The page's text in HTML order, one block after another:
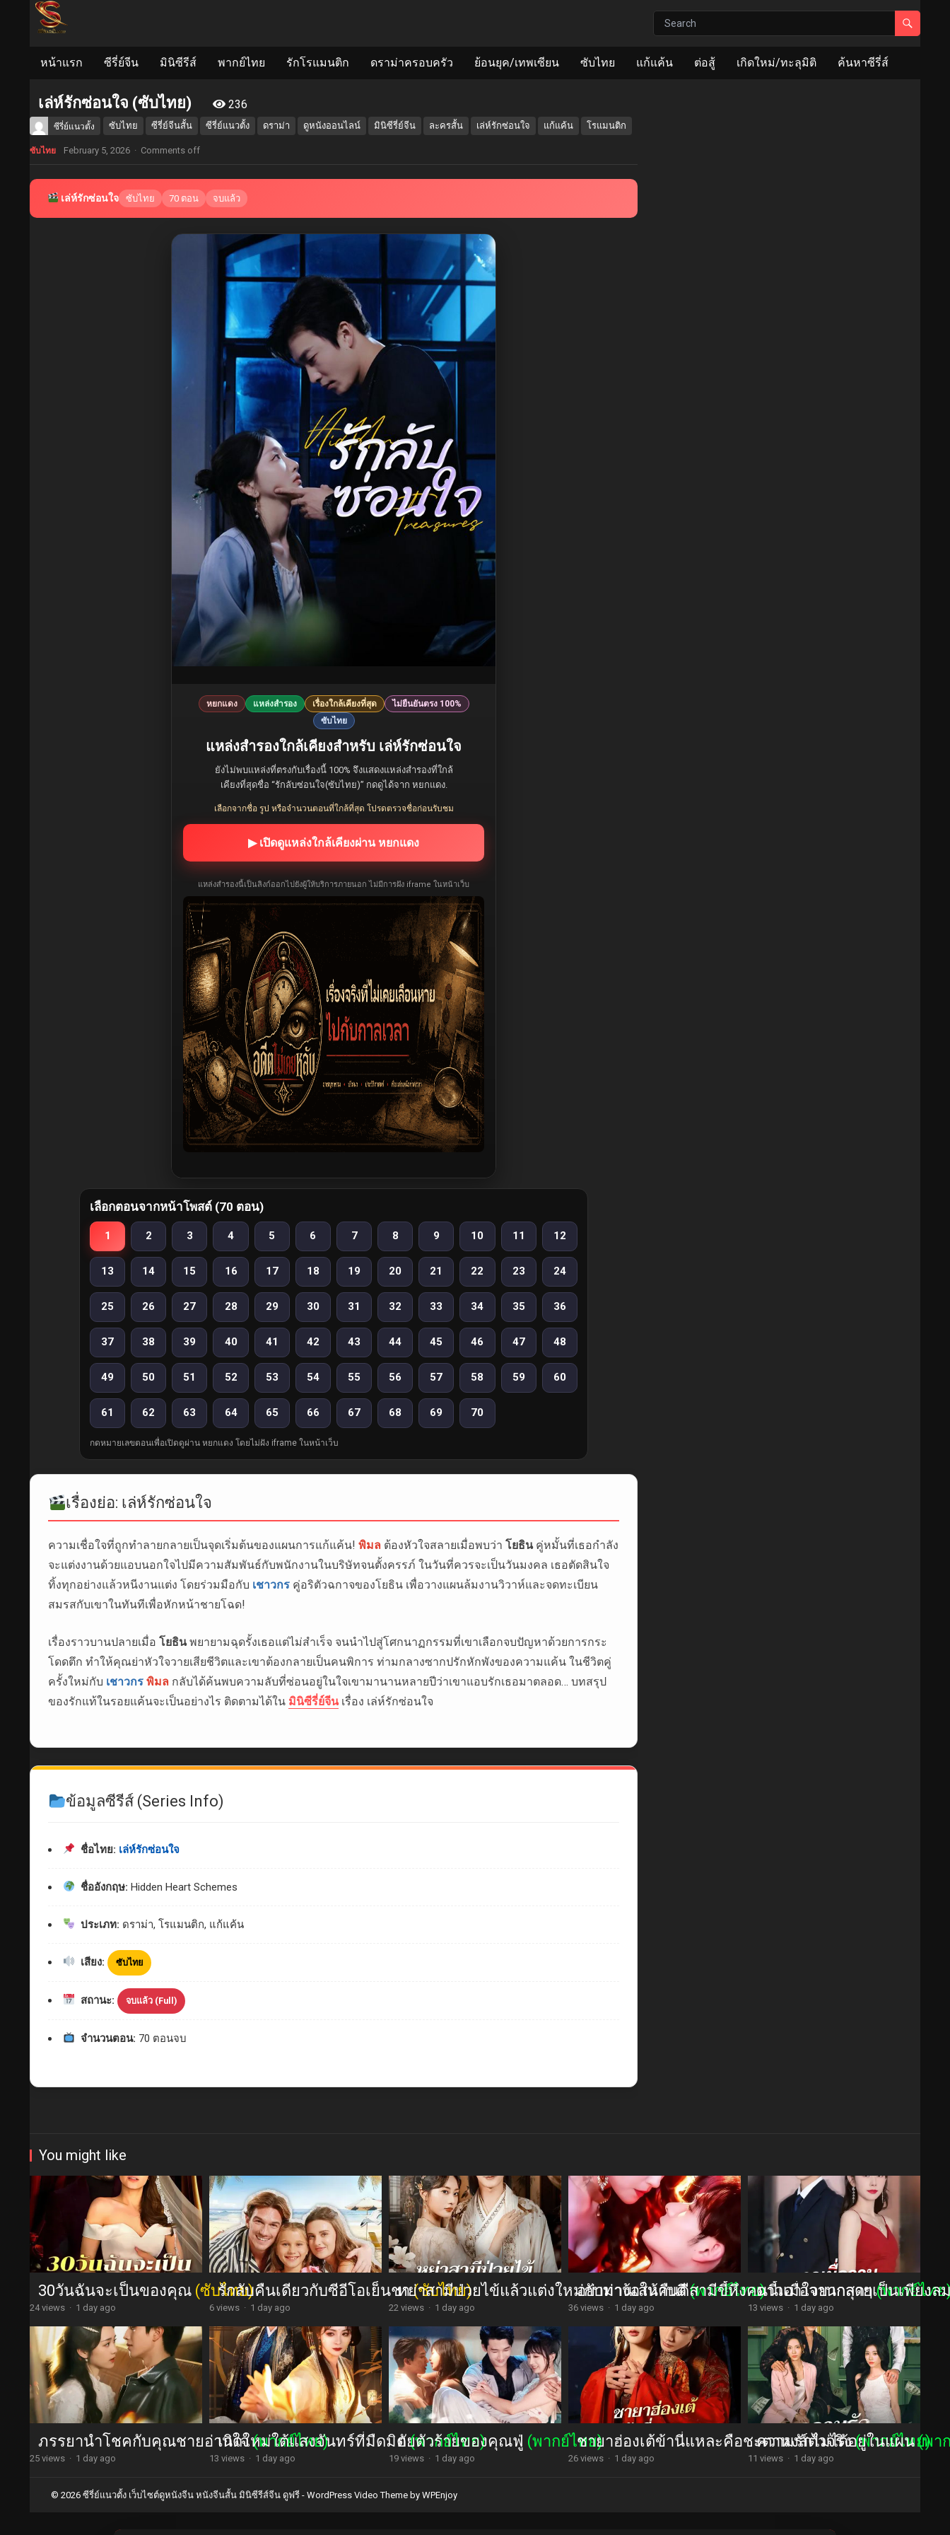
หน้าแรก ซีรี่ย์จีน มินิซีรีส์ พากย์ไทย รักโรแมนติก ดราม่าครอบครัว ย้อนยุค/เทพเซียน ซับไทย แก้แค้น ต่อสู้ เกิดใหม่/ทะลุมิติ ค้นหาซีรี่ส์
เล่ห์รักซ่อนใจ (ซับไทย) 236
ซีรี่ย์แนวตั้ง ซับไทย ซีรี่ย์จีนสั้น ซีรี่ย์แนวตั้ง ดราม่า ดูหนังออนไลน์ มินิซีรี่ย์จีน ละครสั้น เล่ห์รักซ่อนใจ แก้แค้น โรแมนติก
ซับไทย February 5, 2026 · Comments off
เล่ห์รักซ่อนใจ ซับไทย 70 ตอน จบแล้ว
หยกแดง แหล่งสำรอง เรื่องใกล้เคียงที่สุด
ไม่ยืนยันตรง 100%
ซับไทย
แหล่งสำรองใกล้เคียงสำหรับ เล่ห์รักซ่อนใจ
ยังไม่พบแหล่งที่ตรงกับเรื่องนี้ 100% จึงแสดงแหล่งสำรองที่ใกล้
เคียงที่สุดชื่อ “รักลับซ่อนใจ(ซับไทย)” กดดูได้จาก หยกแดง.
เลือกจากชื่อ รูป หรือจำนวนตอนที่ใกล้ที่สุด โปรดตรวจชื่อก่อนรับชม
▶ เปิดดูแหล่งใกล้เคียงผ่าน หยกแดง
แหล่งสำรองนี้เป็นลิงก์ออกไปยังผู้ให้บริการภายนอก ไม่มีการฝัง iframe ในหน้าเว็บ
เลือกตอนจากหน้าโพสต์ (70 ตอน)
1 2 3 4 5 6 7 8 9 10 11 12
13 14 15 16 17 18 19 20 21 22 23 24
25 26 27 28 29 30 31 32 33 34 35 36
37 38 39 40 41 42 43 44 45 46 47 48
49 50 51 52 53 54 55 56 57 58 59 60
61 62 63 64 65 66 67 68 69 70
กดหมายเลขตอนเพื่อเปิดดูผ่าน หยกแดง โดยไม่ฝัง iframe ในหน้าเว็บ
เรื่องย่อ: เล่ห์รักซ่อนใจ
ความเชื่อใจที่ถูกทำลายกลายเป็นจุดเริ่มต้นของแผนการแก้แค้น! พิมล ต้องหัวใจสลายเมื่อพบว่า โยธินคู่หมั้นที่เธอกำลัง
จะแต่งงานด้วยแอบนอกใจไปมีความสัมพันธ์กับพนักงานในบริษัทจนตั้งครรภ์ ในวันที่ควรจะเป็นวันมงคล เธอตัดสินใจ
ทิ้งทุกอย่างแล้วหนีงานแต่ง โดยร่วมมือกับ เชาวกร คู่อริตัวฉกาจของโยธิน เพื่อวางแผนล้มงานวิวาห์และจดทะเบียน
สมรสกับเขาในทันทีเพื่อหักหน้าชายโฉด!
เรื่องราวบานปลายเมื่อ โยธินพยายามฉุดรั้งเธอแต่ไม่สำเร็จ จนนำไปสู่โศกนาฏกรรมที่เขาเลือกจบปัญหาด้วยการกระ
โดดตึก ทำให้คุณย่าหัวใจวายเสียชีวิตและเขาต้องกลายเป็นคนพิการ ท่ามกลางซากปรักหักพังของความแค้น ในชีวิตคู่
ครั้งใหม่กับ เชาวกร พิมล กลับได้ค้นพบความลับที่ซ่อนอยู่ในใจเขามานานหลายปีว่าเขาแอบรักเธอมาตลอด… บทสรุป
ของรักแท้ในรอยแค้นจะเป็นอย่างไร ติดตามได้ใน มินิซีรี่ย์จีนเรื่อง เล่ห์รักซ่อนใจ
ข้อมูลซีรีส์ (Series Info)
ชื่อไทย: เล่ห์รักซ่อนใจ
ชื่ออังกฤษ: Hidden Heart Schemes
ประเภท: ดราม่า, โรแมนติก, แก้แค้น
เสียง: ซับไทย
สถานะ: จบแล้ว (Full)
จำนวนตอน: 70 ตอนจบ
You might like
30วันฉันจะเป็นของคุณ (ซับไทย)
24 views · 1 day ago
รักลับคืนเดียวกับซีอีโอเย็นชา(ซับไทย)
6 views · 1 day ago
หย่าสามีป่วยไข้แล้วแต่งใหม่กับท่านเสนาบดี(พากย์ไทย)
22 views · 1 day ago
อย่ามาง้อให้คืนดีสามีขี้หึงคนนี้เอาใจยากสุดๆ(พากย์ไทย
36 views · 1 day ago
ดาวเมื่อวานกลายเป็นเพียงล
13 views · 1 day ago
ภรรยานำโชคกับคุณชายอ่านใจ(พากย์ไทย)
25 views · 1 day ago
เกิดใหม่ใต้แสงจันทร์ที่มืดมิด(พากย์ไทย)
13 views · 1 day ago
ยัยตัวร้ายของคุณฟู่ (พากย์ไทย)
19 views · 1 day ago
ชายาฮ่องเต้ข้านี่แหละคือชะตาหงส์ตัวจริง(พากย์ไทย)
26 views · 1 day ago
ความรักไม่ได้อยู่ในแผน(พา
11 views · 1 day ago
© 2026 ซีรี่ย์แนวตั้ง เว็บไซต์ดูหนังจีน หนังจีนสั้น มินิซีรีส์จีน ดูฟรี - WordPress Video Theme by WPEnjoy